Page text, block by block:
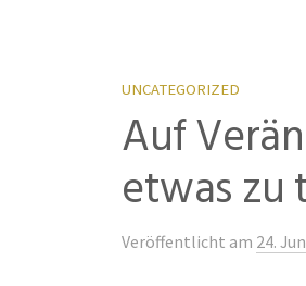
UNCATEGORIZED
Auf
etwas zu
Veröffentlicht am 24.